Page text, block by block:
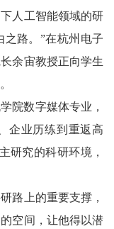
人工智能领域的研
路。”在杭州电子
余宙教授正向学生
院数字媒体专业，
企业历练到重返高
研究的科研环境，
路上的重要支撑，
空间，让他得以潜